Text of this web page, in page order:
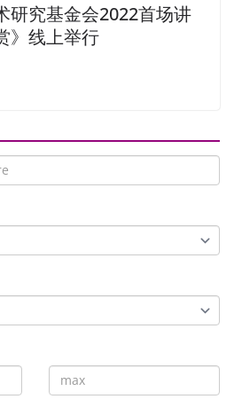
研究基金会2022首场讲
》线上举行